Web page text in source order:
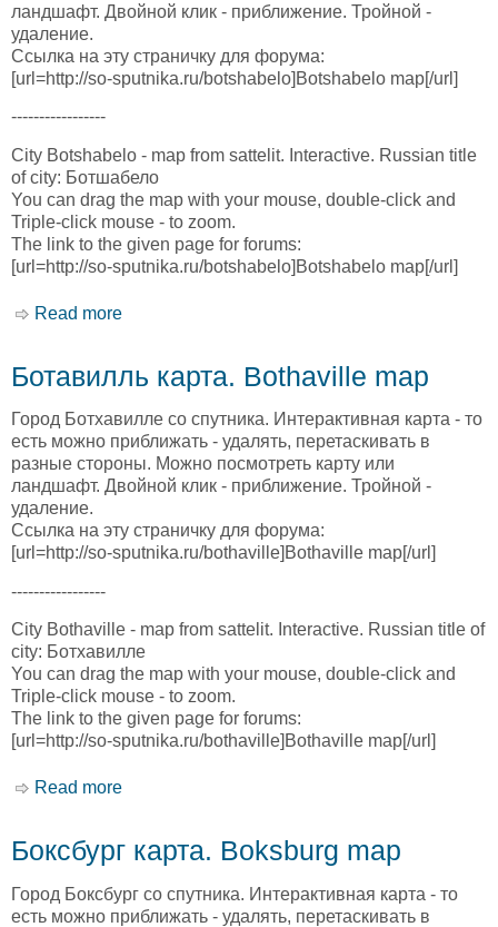
ландшафт. Двойной клик - приближение. Тройной -
удаление.
Ссылка на эту страничку для форума:
[url=http://so-sputnika.ru/botshabelo]Botshabelo map[/url]
-----------------
City Botshabelo - map from sattelit. Interactive. Russian title
of city: Ботшабело
You can drag the map with your mouse, double-click and
Triple-click mouse - to zoom.
The link to the given page for forums:
[url=http://so-sputnika.ru/botshabelo]Botshabelo map[/url]
Read more
Ботавилль карта. Bothaville map
Город Ботхавилле со спутника. Интерактивная карта - то
есть можно приближать - удалять, перетаскивать в
разные стороны. Можно посмотреть карту или
ландшафт. Двойной клик - приближение. Тройной -
удаление.
Ссылка на эту страничку для форума:
[url=http://so-sputnika.ru/bothaville]Bothaville map[/url]
-----------------
City Bothaville - map from sattelit. Interactive. Russian title of
city: Ботхавилле
You can drag the map with your mouse, double-click and
Triple-click mouse - to zoom.
The link to the given page for forums:
[url=http://so-sputnika.ru/bothaville]Bothaville map[/url]
Read more
Боксбург карта. Boksburg map
Город Боксбург со спутника. Интерактивная карта - то
есть можно приближать - удалять, перетаскивать в